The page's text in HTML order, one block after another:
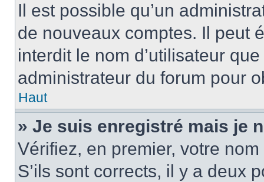
Il est possible qu’un
de nouveaux comptes. Il peut
interdit le nom d’utilisateur
administrateur du forum pour
Haut
» Je suis enregistré mais je
Vérifiez, en premier, votre
S’ils sont corrects, il y a deux